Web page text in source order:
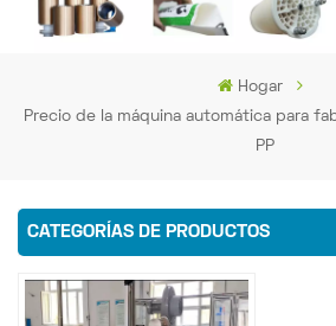
Hogar
Precio de la máquina automática para
PP
CATEGORÍAS DE PRODUCTOS